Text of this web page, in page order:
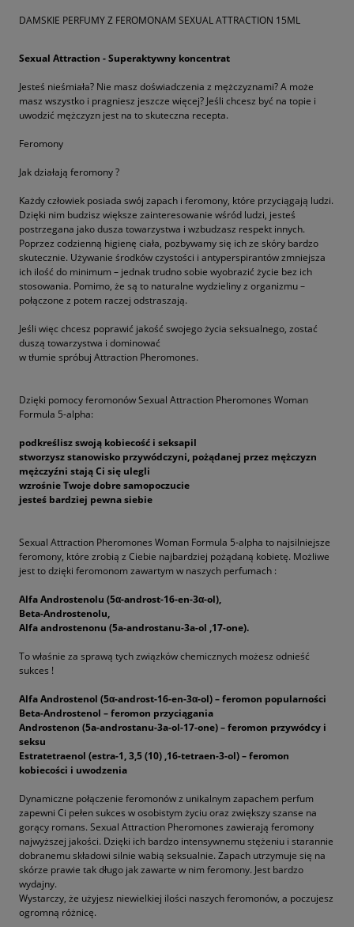
DAMSKIE PERFUMY Z FEROMONAM SEXUAL ATTRACTION 15ML
Sexual Attraction - Superaktywny koncentrat
Jesteś nieśmiała? Nie masz doświadczenia z mężczyznami? A może
masz wszystko i pragniesz jeszcze więcej? Jeśli chcesz być na topie i
uwodzić mężczyzn jest na to skuteczna recepta.
Feromony
Jak działają feromony ?
Każdy człowiek posiada swój zapach i feromony, które przyciągają ludzi.
Dzięki nim budzisz większe zainteresowanie wśród ludzi, jesteś
postrzegana jako dusza towarzystwa i wzbudzasz respekt innych.
Poprzez codzienną higienę ciała, pozbywamy się ich ze skóry bardzo
skutecznie. Używanie środków czystości i antyperspirantów zmniejsza
ich ilość do minimum – jednak trudno sobie wyobrazić życie bez ich
stosowania. Pomimo, że są to naturalne wydzieliny z organizmu –
połączone z potem raczej odstraszają.
Jeśli więc chcesz poprawić jakość swojego życia seksualnego, zostać
duszą towarzystwa i dominować
w tłumie spróbuj Attraction Pheromones.
Dzięki pomocy feromonów Sexual Attraction Pheromones Woman
Formula 5-alpha:
podkreślisz swoją kobiecość i seksapil
stworzysz stanowisko przywódczyni, pożądanej przez mężczyzn
mężczyźni stają Ci się ulegli
wzrośnie Twoje dobre samopoczucie
jesteś bardziej pewna siebie
Sexual Attraction Pheromones Woman Formula 5-alpha to najsilniejsze
feromony, które zrobią z Ciebie najbardziej pożądaną kobietę. Możliwe
jest to dzięki feromonom zawartym w naszych perfumach :
Alfa Androstenolu (5α-androst-16-en-3α-ol),
Beta-Androstenolu,
Alfa androstenonu (5a-androstanu-3a-ol ,17-one).
To właśnie za sprawą tych związków chemicznych możesz odnieść
sukces !
Alfa Androstenol (5α-androst-16-en-3α-ol) – feromon popularności
Beta-Androstenol – feromon przyciągania
Androstenon (5a-androstanu-3a-ol-17-one) – feromon przywódcy i
seksu
Estratetraenol (estra-1, 3,5 (10) ,16-tetraen-3-ol) – feromon
kobiecości i uwodzenia
Dynamiczne połączenie feromonów z unikalnym zapachem perfum
zapewni Ci pełen sukces w osobistym życiu oraz zwiększy szanse na
gorący romans. Sexual Attraction Pheromones zawierają feromony
najwyższej jakości. Dzięki ich bardzo intensywnemu stężeniu i starannie
dobranemu składowi silnie wabią seksualnie. Zapach utrzymuje się na
skórze prawie tak długo jak zawarte w nim feromony. Jest bardzo
wydajny.
Wystarczy, że użyjesz niewielkiej ilości naszych feromonów, a poczujesz
ogromną różnicę.